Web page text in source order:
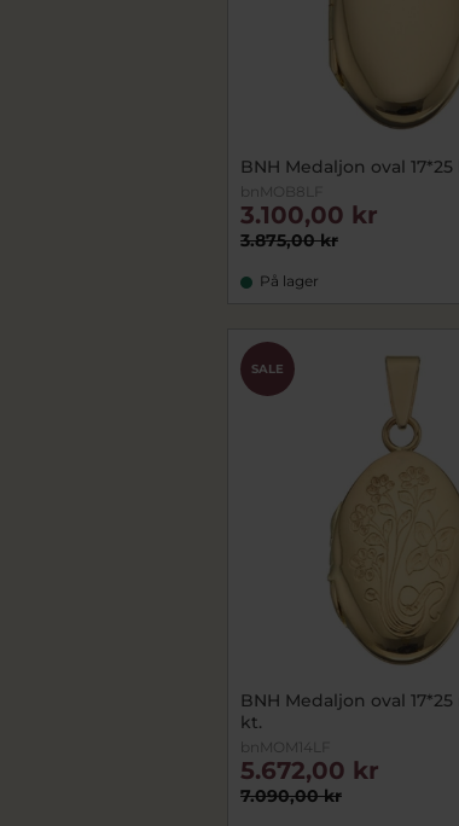
BNH Medaljon oval
bnMOB8LF
3.875,00 kr
3.100,00 kr
På lager
SALE
BNH Medaljon oval
kt.
bnMOM14LF
7.090,00 kr
5.672,00 kr